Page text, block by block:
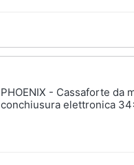
PHOENIX - Cassaforte da
conchiusura elettronica